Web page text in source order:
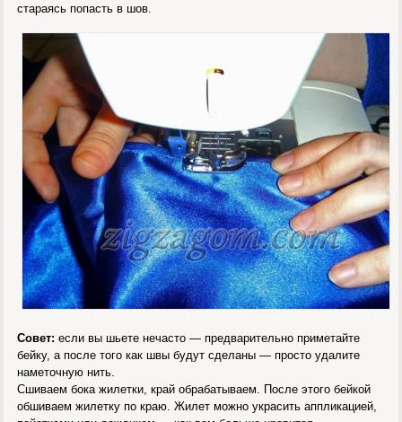
стараясь попасть в шов.
Совет: если вы шьете нечасто — предварительно приметайте
бейку, а после того как швы будут сделаны — просто удалите
наметочную нить.
Сшиваем бока жилетки, край обрабатываем. После этого бейкой
обшиваем жилетку по краю. Жилет можно украсить аппликацией,